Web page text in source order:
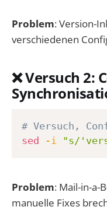
Problem: Version-
verschiedenen
❌ Versuch 2:
# Versuch,
sed
-i "s/
Problem: Mail-in-a-
manuelle Fixes